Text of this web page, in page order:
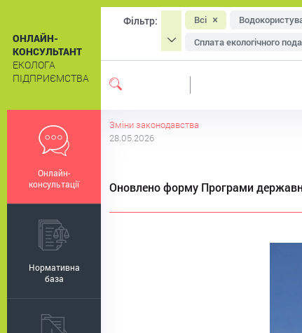
ОНЛАЙН-
КОНСУЛЬТАНТ
ЕКОЛОГА
ПІДПРИЄМСТВА
Онлайн-
консультації
Нормативна
база
Фільтр: Всі
Сплата екологічного
Охорона атмосферного
Зміни законодавства
28.05.2026
Оновлено форму Програми